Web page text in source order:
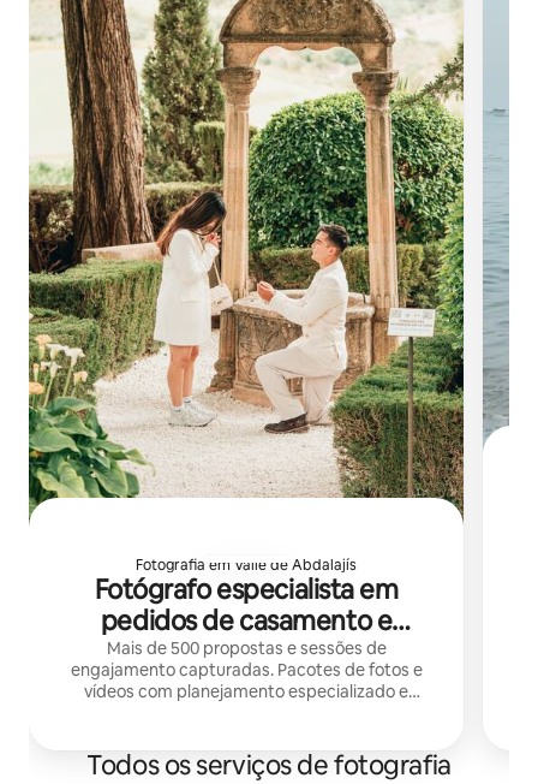
Fotografia em Valle de Abdalajís
Fotógrafo especialista em
pedidos de casamento e
noivado
Mais de 500 propostas e sessões de
engajamento capturadas. Pacotes de fotos e
vídeos com planejamento especializado e
bem-vindos.
Todos os serviços de fotografia